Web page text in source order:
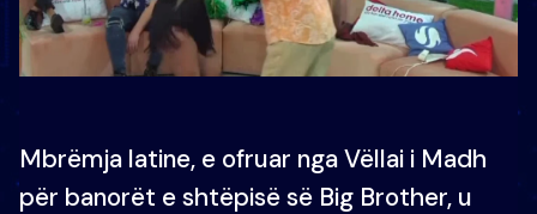
Mbrëmja latine, e ofruar nga Vëllai i Madh
për banorët e shtëpisë së Big Brother, u